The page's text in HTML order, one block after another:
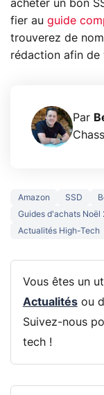
acheter un bon
fier au guide
trouverez de
rédaction afin de
Par
Amazon SSD
Guides d'achats Noël
Actualités High-Tech
Vous êtes un
Actualitésou
Suivez-nous
tech !